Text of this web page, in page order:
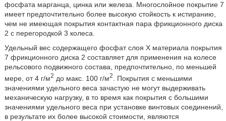
фосфата марганца, цинка или железа. Многослойное покрытие 7
имеет предпочтительно более высокую стойкость к истиранию,
чем не имеющая покрытия контактная пара фрикционного диска
2 с перегородкой 3 колеса.
Удельный вес содержащего фосфат слоя X материала покрытия
7 фрикционного диска 2 составляет для применения на колесе
рельсового подвижного состава, предпочтительно, по меньшей
мере, от 4 г/м2 до макс. 100 г/м2
. Покрытия с меньшими
значениями удельного веса зачастую не могут выдерживать
механическую нагрузку, в то время как покрытия с большими
значениями удельного веса при установке винтовых соединений,
в результате их более высокой стоимости, являются